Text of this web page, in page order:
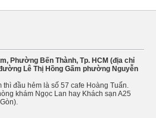
Phường Bến Thành, Tp. HCM (địa chỉ
Lê Thị Hồng Gấm phường Nguyễn
đầu hẻm là số 57 cafe Hoàng Tuấn.
khám Ngọc Lan hay Khách sạn A25